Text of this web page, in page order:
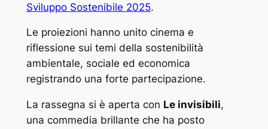
Sviluppo Sostenibile 2025.
Le proiezioni hanno unito cinema e
riflessione sui temi della sostenibilità
ambientale, sociale ed economica
registrando una forte partecipazione.
La rassegna si è aperta con Le invisibili,
una commedia brillante che ha posto